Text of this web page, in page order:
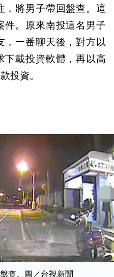
，將男子帶回盤查。這
件。原來南投這名男子
，一番聊天後，對方以
下載投資軟體，再以高
投資。
查。圖／台視新聞